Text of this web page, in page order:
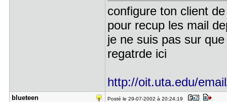
configure ton client
pour recup les mail
je ne suis pas sur
regatrde ici
http://oit.uta.edu/
blueteen Posté le 29-07-2002 à 20:24:19